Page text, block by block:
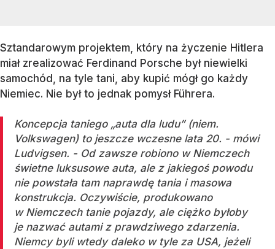
Sztandarowym projektem, który na życzenie Hitlera
miał zrealizować Ferdinand Porsche był niewielki
samochód, na tyle tani, aby kupić mógł go każdy
Niemiec. Nie był to jednak pomysł Führera.
Koncepcja taniego „auta dla ludu” (niem.
Volkswagen) to jeszcze wczesne lata 20. - mówi
Ludvigsen. - Od zawsze robiono w Niemczech
świetne luksusowe auta, ale z jakiegoś powodu
nie powstała tam naprawdę tania i masowa
konstrukcja. Oczywiście, produkowano
w Niemczech tanie pojazdy, ale ciężko byłoby
je nazwać autami z prawdziwego zdarzenia.
Niemcy byli wtedy daleko w tyle za USA, jeżeli